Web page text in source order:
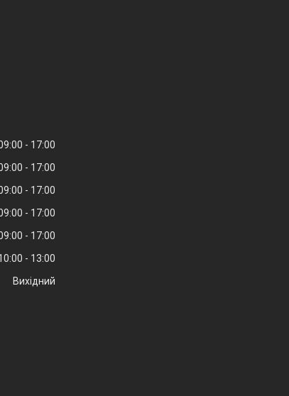
17:00
17:00
17:00
17:00
17:00
13:00
Вихідний